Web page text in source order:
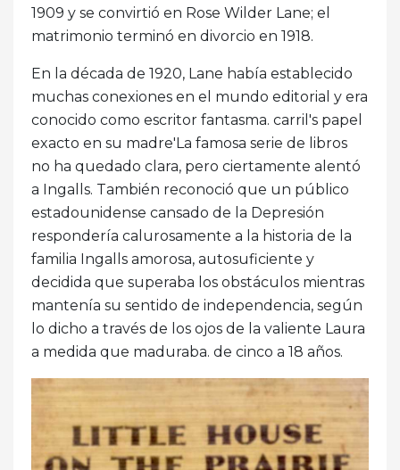
1909 y se convirtió en Rose Wilder Lane; el
matrimonio terminó en divorcio en 1918.
En la década de 1920, Lane había establecido
muchas conexiones en el mundo editorial y era
conocido como escritor fantasma. carril's papel
exacto en su madre'La famosa serie de libros
no ha quedado clara, pero ciertamente alentó
a Ingalls. También reconoció que un público
estadounidense cansado de la Depresión
respondería calurosamente a la historia de la
familia Ingalls amorosa, autosuficiente y
decidida que superaba los obstáculos mientras
mantenía su sentido de independencia, según
lo dicho a través de los ojos de la valiente Laura
a medida que maduraba. de cinco a 18 años.